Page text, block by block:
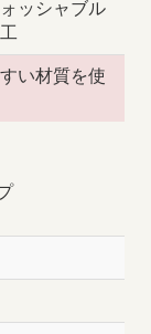
ッシャブル
い材質を使